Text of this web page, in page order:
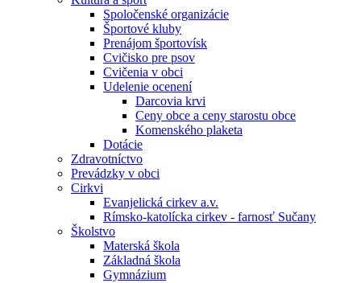
Spoločenské organizácie
Športové kluby
Prenájom športovísk
Cvičisko pre psov
Cvičenia v obci
Udelenie ocenení
Darcovia krvi
Ceny obce a ceny starostu obce
Komenského plaketa
Dotácie
Zdravotníctvo
Prevádzky v obci
Cirkvi
Evanjelická cirkev a.v.
Rímsko-katolícka cirkev - farnosť Sučany
Školstvo
Materská škola
Základná škola
Gymnázium